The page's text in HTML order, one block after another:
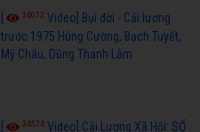
36012 Video] Bụi đời - Cải lương
trước 1975 Hùng Cường, Bạch Tuyết,
Mỹ Châu, Dũng Thanh Lâm
34574 Video] Cải Lương Xã Hội: SỐ